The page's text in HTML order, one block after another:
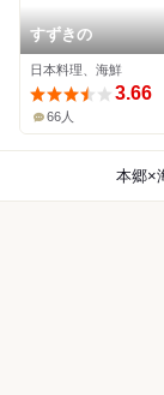
すずきの
日本料理、海鮮
3.66
66人
本郷×